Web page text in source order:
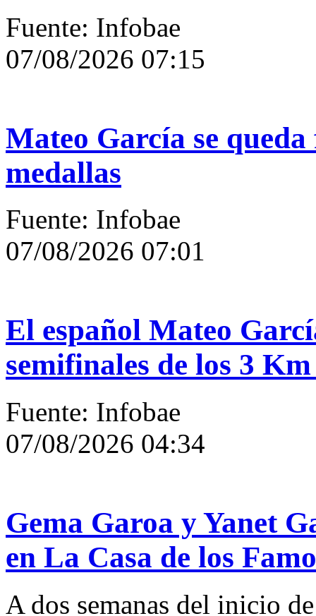
Fuente: Infobae
07/08/2026 07:15
Mateo García se
medallas
Fuente: Infobae
07/08/2026 07:01
El español Mateo
semifinales de los 3
Fuente: Infobae
07/08/2026 04:34
Gema Garoa y Yanet
en La Casa de los
A dos semanas del inicio